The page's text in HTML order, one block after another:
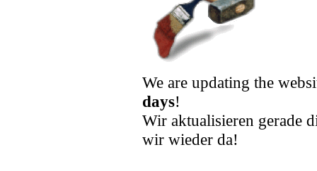
We are updating the
days!
Wir aktualisieren gerade
wir wieder da!